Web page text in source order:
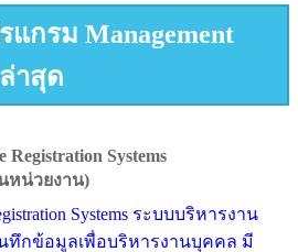
กรม Management
าสุด
Registration Systems
หน่วยงาน)
Systems ระบบบริหารงาน
ทึกข้อมูลเพื่อบริหารงานบุคคล มี